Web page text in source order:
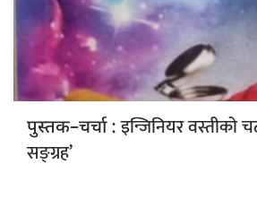
पुस्तक–चर्चा :इन्जिनियर वस्तीको
सङ्ग्रह’